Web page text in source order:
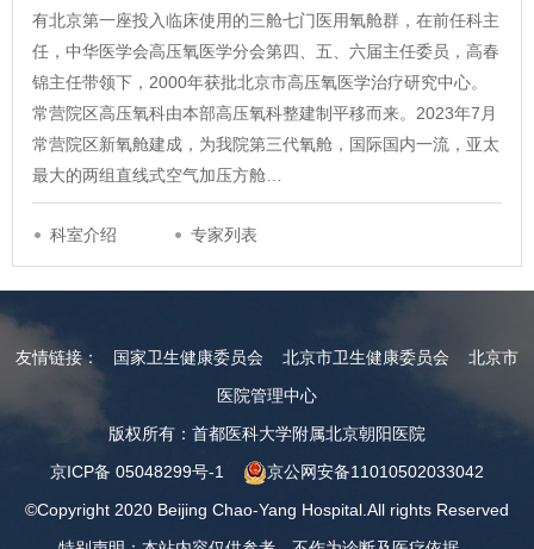
有北京第一座投入临床使用的三舱七门医用氧舱群，在前任科主
任，中华医学会高压氧医学分会第四、五、六届主任委员，高春
锦主任带领下，2000年获批北京市高压氧医学治疗研究中心。
常营院区高压氧科由本部高压氧科整建制平移而来。2023年7月
常营院区新氧舱建成，为我院第三代氧舱，国际国内一流，亚太
最大的两组直线式空气加压方舱…
科室介绍 专家列表
友情链接： 国家卫生健康委员会 北京市卫生健康委员会
北京市
医院管理中心
版权所有：首都医科大学附属北京朝阳医院
京ICP备 05048299号-1
京公网安备11010502033042
©Copyright 2020 Beijing Chao-Yang Hospital.All rights Reserved